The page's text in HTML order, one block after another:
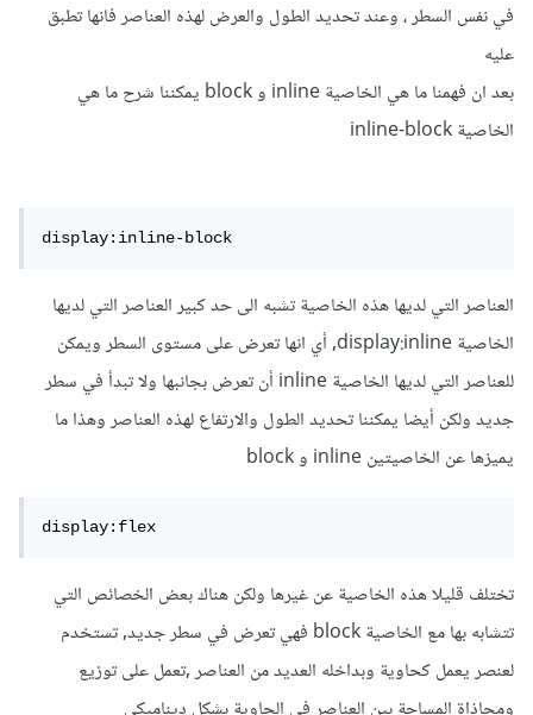
في نفس السطر ، وعند تحديد الطول والعرض لهذه العناصر فانها تطبق
عليه
بعد ان فهمنا ما هي الخاصية inline و block يمكننا شرح ما هي
الخاصية inline-block
display:inline-block
العناصر التي لديها هذه الخاصية تشبه الى حد كبير العناصر التي لديها
الخاصية display:inline, أي انها تعرض على مستوى السطر ويمكن
للعناصر التي لديها الخاصية inline أن تعرض بجانبها ولا تبدأ في سطر
جديد ولكن أيضا يمكننا تحديد الطول والارتفاع لهذه العناصر وهذا ما
يميزها عن الخاصيتين inline و block
display:flex
تختلف قليلا هذه الخاصية عن غيرها ولكن هناك بعض الخصائص التي
تتشابه بها مع الخاصية block فهي تعرض في سطر جديد, تستخدم
لعنصر يعمل كحاوية وبداخله العديد من العناصر ,تعمل على توزيع